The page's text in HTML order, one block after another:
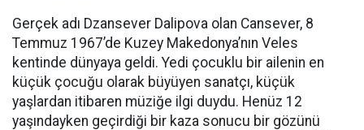
Gerçek adı Dzansever Dalipova olan Cansever, 8
Temmuz 1967’de Kuzey Makedonya’nın Veles
kentinde dünyaya geldi. Yedi çocuklu bir ailenin en
küçük çocuğu olarak büyüyen sanatçı, küçük
yaşlardan itibaren müziğe ilgi duydu. Henüz 12
yaşındayken geçirdiği bir kaza sonucu bir gözünü